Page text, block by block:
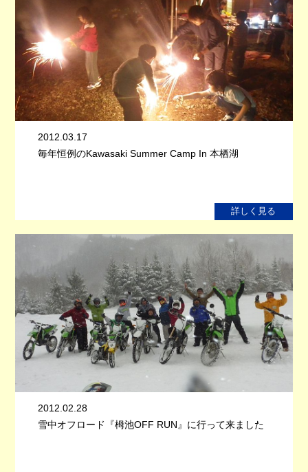
2012.03.17
毎年恒例のKawasaki Summer Camp In 本栖湖
詳しく見る
2012.02.28
雪中オフロード『栂池OFF RUN』に行って来ました